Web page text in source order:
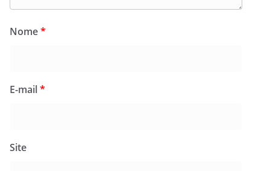
Nome*
E-mail*
Site